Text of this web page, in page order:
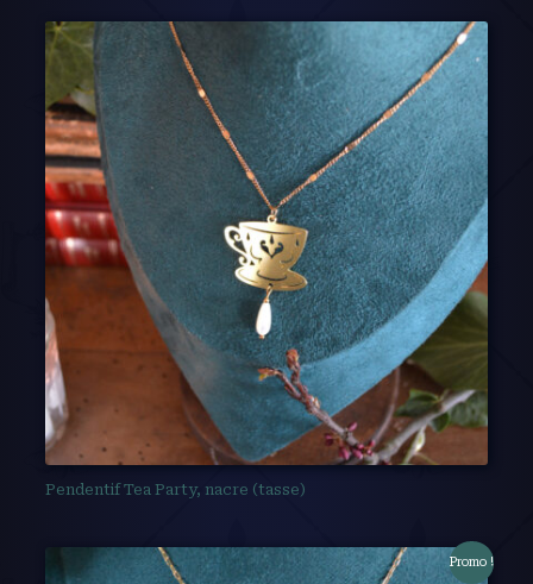
Pendentif Tea Party, nacre (tasse)
Promo !